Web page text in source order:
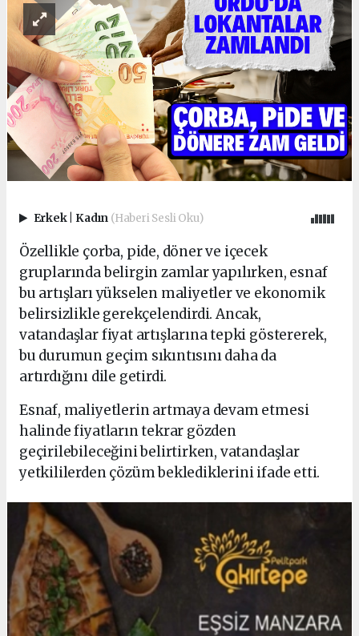
Erkek Kadın (Haberi Sesli Oku)
Özellikle çorba, pide, döner ve içecek
gruplarında belirgin zamlar yapılırken, esnaf
bu artışları yükselen maliyetler ve ekonomik
belirsizlikle gerekçelendirdi. Ancak,
vatandaşlar fiyat artışlarına tepki göstererek,
bu durumun geçim sıkıntısını daha da
artırdığını dile getirdi.
Esnaf, maliyetlerin artmaya devam etmesi
halinde fiyatların tekrar gözden
geçirilebileceğini belirtirken, vatandaşlar
yetkililerden çözüm beklediklerini ifade etti.